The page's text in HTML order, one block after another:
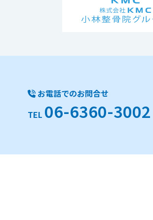
お電話でのお問合せ
TEL 06-6360-3002